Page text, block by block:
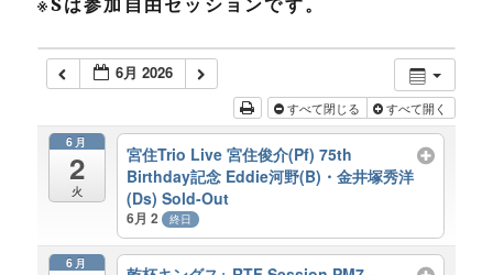
※Sは参加自由セッションです。
6月 2026
すべて閉じる すべて開く
6月
2
火
宮住Trio Live 宮住俊介(Pf) 75th
Birthday記念 Eddie河野(B)・金井塚秀洋
(Ds) Sold-Out
6月 2 終日
6月